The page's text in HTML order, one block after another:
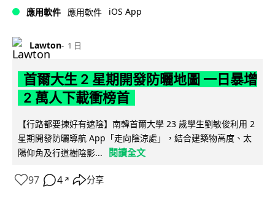
應用軟件 應用軟件 iOS App
Lawton 1 日
首爾大生 2 星期開發防曬地圖 一日暴增
2 萬人下載衝榜首
【行路都要揀好有遮陰】南韓首爾大學 23 歲學生劉敏俊利用 2
星期開發防曬導航 App「走向陰涼處」，結合建築物高度、太
陽仰角及行道樹陰影...
閱讀全文
97 4 ↗ 分享